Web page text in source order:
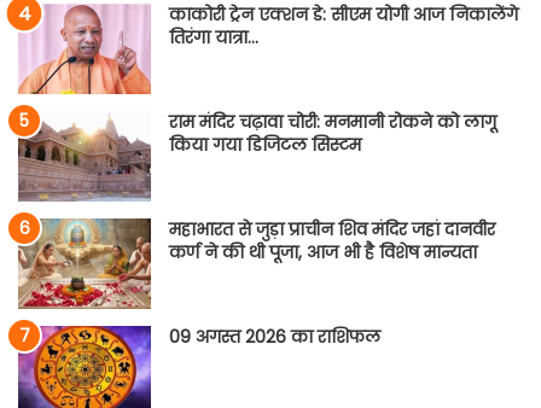
काकोरी ट्रेन एक्शन डे: सीएम योगी आज निकालेंगे
तिरंगा यात्रा…
राम मंदिर चढ़ावा चोरी: मनमानी रोकने को लागू
किया गया डिजिटल सिस्टम
महाभारत से जुड़ा प्राचीन शिव मंदिर जहां दानवीर
कर्ण ने की थी पूजा, आज भी है विशेष मान्यता
09 अगस्त 2026 का राशिफल